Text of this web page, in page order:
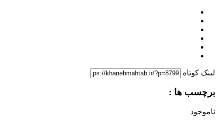
لینک کوتاه
برچسب ها :
ناموجود